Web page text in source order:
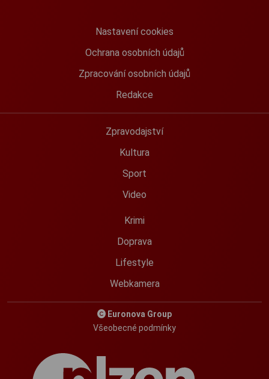
Nastavení cookies
Ochrana osobních údajů
Zpracování osobních údajů
Redakce
Zpravodajství
Kultura
Sport
Video
Krimi
Doprava
Lifestyle
Webkamera
Euronova Group
Všeobecné podmínky